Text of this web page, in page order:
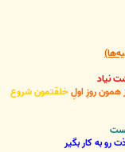
نیاد
روزِ اولِخلقتمون شروع
به کار بگیر